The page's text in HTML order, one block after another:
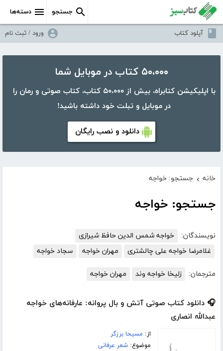
دسته‌ها جستجو
آپلود کتاب ورود / ثبت نام
۵۰،۰۰۰ کتاب در موبایل شما
با اپلیکیشن کتابراه، بیش از ۵۰،۰۰۰ کتاب، کتاب صوتی و رمان را
در موبایل و تبلت خود داشته باشید!
دانلود و نصب رایگان
خانه › جستجو: خواجه
جستجو: خواجه
نویسندگان:
خواجه شمس الدین حافظ شیرازی
غلامرضا خواجه علی چالشتری
مهران خواجه سجاد خواجه
مترجمان: زلیخا خواجه وند مهران خواجه
🎧 دانلود کتاب صوتی آتش و بال پروانه: عارفانه‌های خواجه
عبدالله انصاری
از: مسیحا برزگر
موضوع:شعر عرفانی